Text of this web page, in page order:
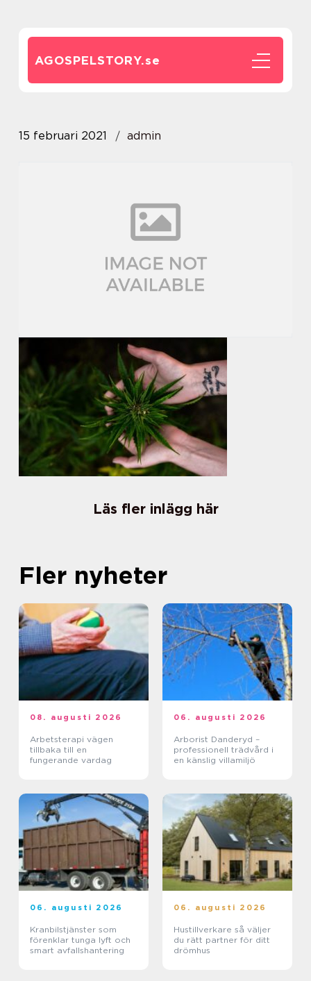
AGOSPELSTORY.se
15 februari 2021 admin
Läs fler inlägg här
Fler nyheter
08. augusti 2026
Arbetsterapi vägen
tillbaka till en
fungerande vardag
06. augusti 2026
Arborist Danderyd –
professionell trädvård i
en känslig villamiljö
06. augusti 2026
Kranbilstjänster som
förenklar tunga lyft och
smart avfallshantering
06. augusti 2026
Hustillverkare så väljer
du rätt partner för ditt
drömhus